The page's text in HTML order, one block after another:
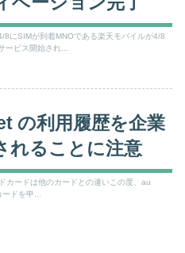
8にSIMが到着MNOである楽天モバイルが4/8
ービス開始され...
の利用履歴を企業
れることに注意
カードは他のカードとの違いこの度、au
ードを申...